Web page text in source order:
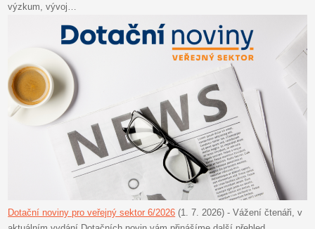
výzkum, vývoj…
Dotační noviny pro veřejný sektor 6/2026 (1. 7. 2026) - Vážení čtenáři, v